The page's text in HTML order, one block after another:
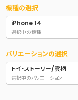
機種の選択
iPhone 14
選択中の機種
バリエーションの選択
トイ・ストーリー/雲柄
選択中のバリエーション